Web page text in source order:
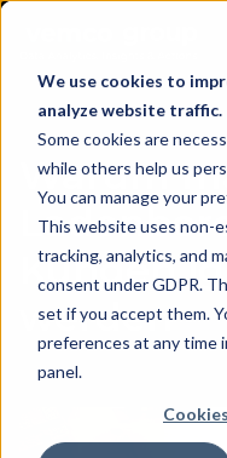
We use cookies to
analyze website traffic.
Some cookies are
while others help us
You can manage your
This website uses non-
tracking, analytics, and
consent under GDPR.
set if you accept them.
preferences at any time
panel.
Warum
Kunden
werden